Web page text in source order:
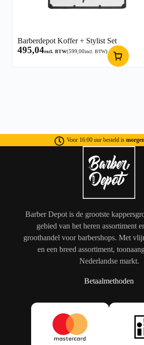
Barberdepot Koffer + Stylist Set
495,04excl. BTW(599,00incl. BTW)
Voor 16:00 uur besteld is
Barber Depot is de grootste
gebied van het heren assortiment
groothandel voor barbershops. Met
en een breed assortiment,
Nederlandse markt.
Betaalmethoden